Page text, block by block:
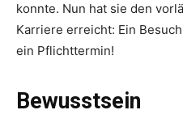
konnte. Nun hat sie den
Karriere erreicht: Ein
ein Pflichttermin!
Bewusstsein